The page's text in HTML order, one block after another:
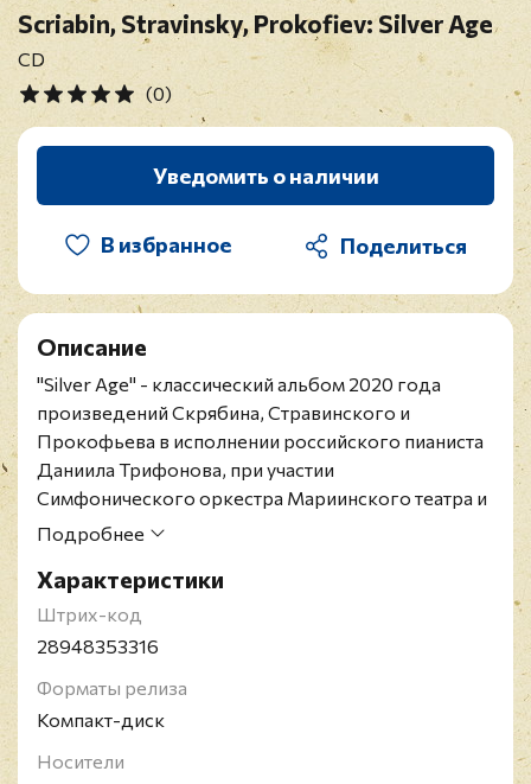
Scriabin, Stravinsky, Prokofiev: Silver Age
CD
(0)
Уведомить о наличии
В избранное
Описание
"Silver Age" - классический альбом 2020 года
произведений Скрябина, Стравинского и
Прокофьева в исполнении российского пианиста
Даниила Трифонова, при участии
Симфонического оркестра Мариинского театра и
под управлением советского и российского
Даниил Олегович Трифонов - российский пианист
и композитор, многократный лауреат российских
и международных музыкальных конкурсов.
один из старейших оркестров в России,
базирующийся в Санкт-Петербурге. Он ведёт
свою историю от возникшего на рубеже XVIII и
Подробнее
Характеристики
Штрих-код
28948353316
Форматы релиза
Компакт-диск
Носители